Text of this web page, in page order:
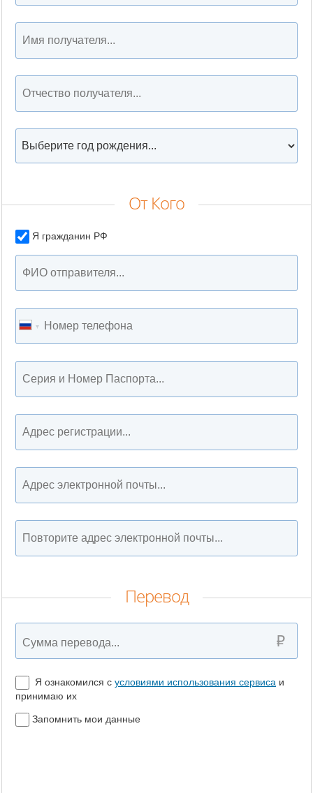
От Кого
Я гражданин РФ
Перевод
Я ознакомился с условиями использования сервиса и
принимаю их
Запомнить мои данные